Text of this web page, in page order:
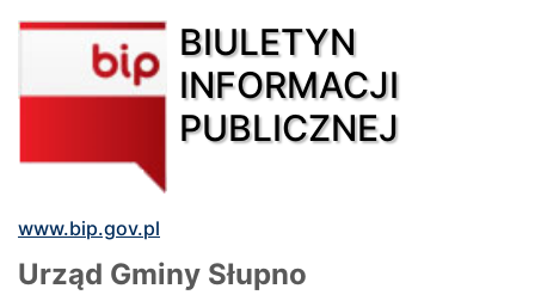
BIULETYN
INFORMACJI
PUBLICZNEJ
www.bip.gov.pl
Urząd Gminy Słupno